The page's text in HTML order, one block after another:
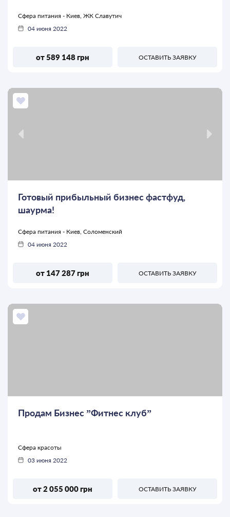
Сфера питания - Киев, ЖК Славутич
04 июня 2022
от 589 148 грн ОСТАВИТЬ ЗАЯВКУ
Готовый прибыльный бизнес фастфуд,
шаурма!
Сфера питания - Киев, Соломенский
04 июня 2022
от 147 287 грн ОСТАВИТЬ ЗАЯВКУ
Продам Бизнес ”Фитнес клуб”
Сфера красоты
03 июня 2022
от 2 055 000 грн ОСТАВИТЬ ЗАЯВКУ